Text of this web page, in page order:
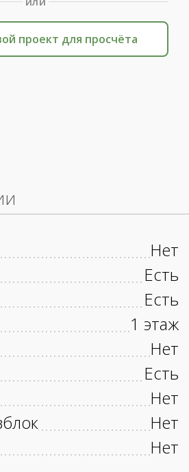
проект для просчёта
Нет
Есть
Есть
1 этаж
Нет
Есть
Нет
Нет
Нет